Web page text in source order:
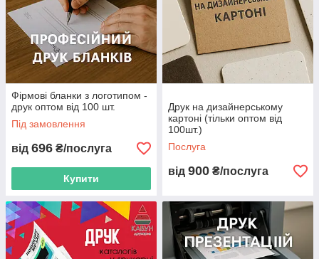
Фірмові бланки з логотипом -
друк оптом від 100 шт.
Під замовлення
від 696 ₴/послуга
Купити
Друк на дизайнерському
картоні (тільки оптом від
100шт.)
Послуга
від 900 ₴/послуга